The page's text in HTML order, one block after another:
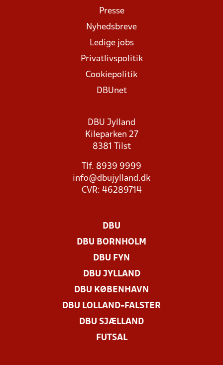
Presse
Nyhedsbreve
Ledige jobs
Privatlivspolitik
Cookiepolitik
DBUnet
DBU Jylland
Kileparken 27
8381 Tilst
Tlf. 8939 9999
info@dbujylland.dk
CVR: 46289714
DBU
DBU BORNHOLM
DBU FYN
DBU JYLLAND
DBU KØBENHAVN
DBU LOLLAND-FALSTER
DBU SJÆLLAND
FUTSAL